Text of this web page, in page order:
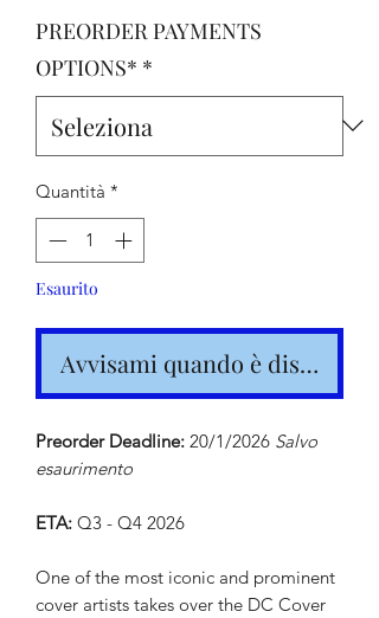
PREORDER PAYMENTS
OPTIONS* *
Quantità *
Esaurito
Avvisami quando è disponibile
Preorder Deadline: 20/1/2026 Salvo
esaurimento
ETA: Q3 - Q4 2026
One of the most iconic and prominent
cover artists takes over the DC Cover